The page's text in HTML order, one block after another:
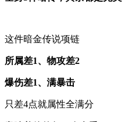
这件暗金传说项链
所属差1、物攻差2
爆伤差1、满暴击
只差4点就属性全满分